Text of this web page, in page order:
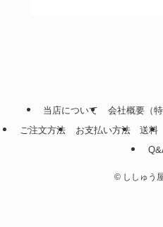
当店について
会社概要（
ご注文方法
お支払い方法 送料
© ししゅう